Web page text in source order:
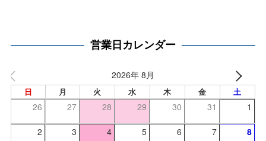
営業日カレンダー
2026年 8月
日 月 火 水 木 金 土
26 27 28 29 30 31 1
2 3 4 5 6 7 8